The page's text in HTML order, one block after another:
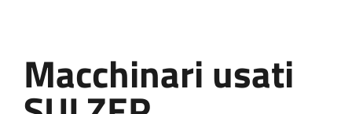
Macchinari
Macchinari usati